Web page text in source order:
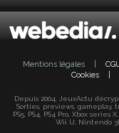
Mentions légales
Cookies
Depuis 2004, JeuxActu
Sorties, previews, gameplay,
PS5, PS4, PS4 Pro, Xbox series
Wii U, Nintendo